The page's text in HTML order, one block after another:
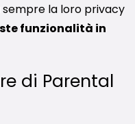
la loro privacy
funzionalità in
di Parental